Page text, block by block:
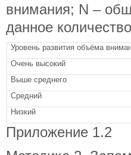
внимания; N –
данное
Уровень развития объёма
Очень высокий
Выше среднего
Средний
Низкий
Приложение 1.2